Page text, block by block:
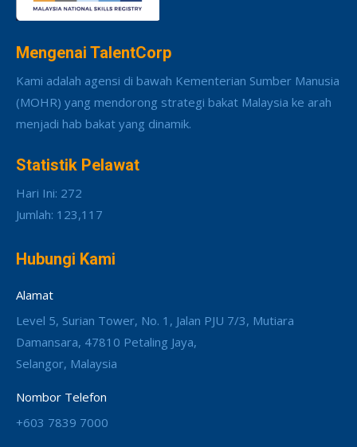
Mengenai TalentCorp
Kami adalah agensi di bawah Kementerian Sumber Manusia
(MOHR) yang mendorong strategi bakat Malaysia ke arah
menjadi hab bakat yang dinamik.
Statistik Pelawat
Hari Ini: 272
Jumlah: 123,117
Hubungi Kami
Alamat
Level 5, Surian Tower, No. 1, Jalan PJU 7/3, Mutiara
Damansara, 47810 Petaling Jaya,
Selangor, Malaysia
Nombor Telefon
+603 7839 7000